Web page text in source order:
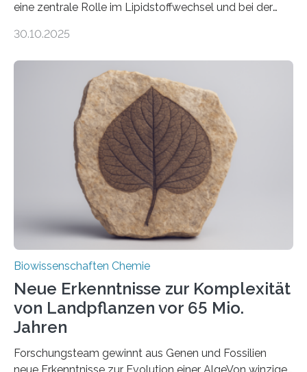
eine zentrale Rolle im Lipidstoffwechsel und bei der
erfüllen können, müssen zahlreiche Enzyme präzise in
der Ruhr-Universität Bochum um Prof. Dr. Ralf Erdmann
und Dr. Ismaila Francis Yusuf hat nun einen bislang
unbekannten Qualitätskontrollmechanismus des
peroxisomalen Proteintransports in der Bäckerhefe
Saccharomyces cerevisiae entdeckt, der für die
Funktionsfähigkeit der Organellen entscheidend ist. Die
Studie wurde am 28. Oktober 2025 in der
Fachzeitschrift…
30.10.2025
Biowissenschaften Chemie
Neue Erkenntnisse zur Komplexität
von Landpflanzen vor 65 Mio.
Jahren
Forschungsteam gewinnt aus Genen und Fossilien
neue Erkenntnisse zur Evolution einer AlgeVon winzigen